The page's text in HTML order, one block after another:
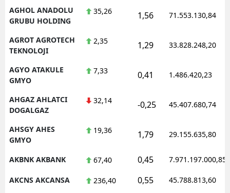
Kars
Kırklareli
Konya
Kütahya
Malatya
AGHOL ANADOLU
GRUBU HOLDING
35,26 1,56 71.553.130,84
AGROT AGROTECH
TEKNOLOJI
2,35 1,29 33.828.248,20
AGYO ATAKULE
GMYO
7,33 0,41 1.486.420,23
AHGAZ AHLATCI
DOGALGAZ
32,14 -0,25 45.407.680,74
AHSGY AHES
GMYO
19,36 1,79 29.155.635,80
AKBNK AKBANK 67,40 0,45 7.971.197.000,85
AKCNS AKCANSA 236,40 0,55 45.788.813,60